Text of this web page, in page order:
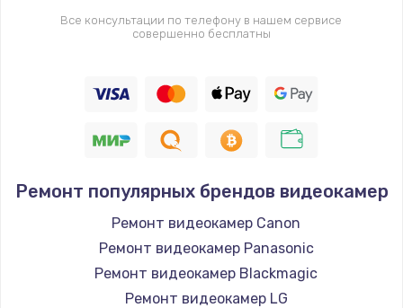
Заказать
910 руб.
1150 руб.
Заказать
1320 руб.
Все консультации по телефону в нашем сервисе
совершенно бесплатны
Ремонт популярных брендов видеокамер
Ремонт видеокамер Canon
Ремонт видеокамер Panasonic
Ремонт видеокамер Blackmagic
Ремонт видеокамер LG